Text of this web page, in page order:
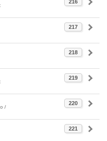
216
217
218
219
220
/
221